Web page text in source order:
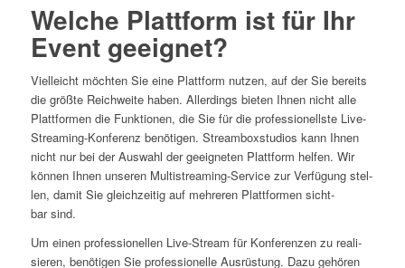
Wel­che Platt­form ist für Ihr
Event geeignet?
Viel­leicht möch­ten Sie eine Platt­form nut­zen, auf der Sie bereits
die größ­te Reich­wei­te haben. Aller­dings bie­ten Ihnen nicht alle
Platt­for­men die Funk­tio­nen, die Sie für die pro­fes­sio­nells­te Live-
Strea­ming-Kon­fe­renz benö­ti­gen. Stream­box­stu­di­os kann Ihnen
nicht nur bei der Aus­wahl der geeig­ne­ten Platt­form hel­fen. Wir
kön­nen Ihnen unse­ren Mul­ti­strea­ming-Ser­vice zur Ver­fü­gung stel­
len, damit Sie gleich­zei­tig auf meh­re­ren Platt­for­men sicht­
bar sind.
Um einen pro­fes­sio­nel­len Live-Stream für Kon­fe­ren­zen zu rea­li­
sie­ren, benö­ti­gen Sie pro­fes­sio­nel­le Aus­rüs­tung. Dazu gehö­ren